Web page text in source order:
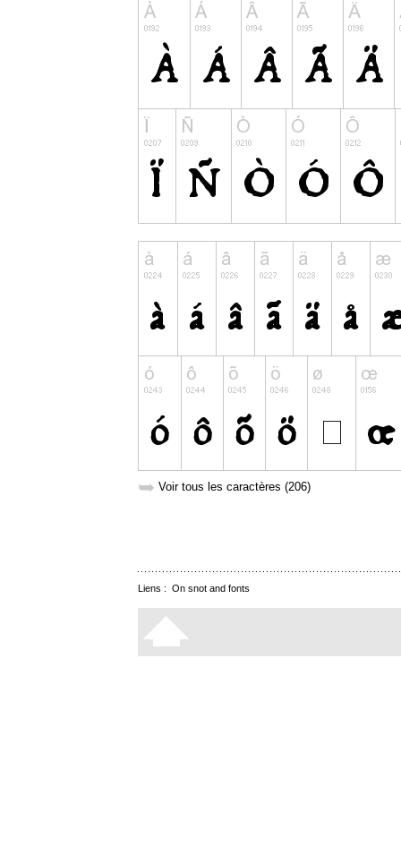
➥ Voir tous les caractères (206)
Liens : On snot and fonts